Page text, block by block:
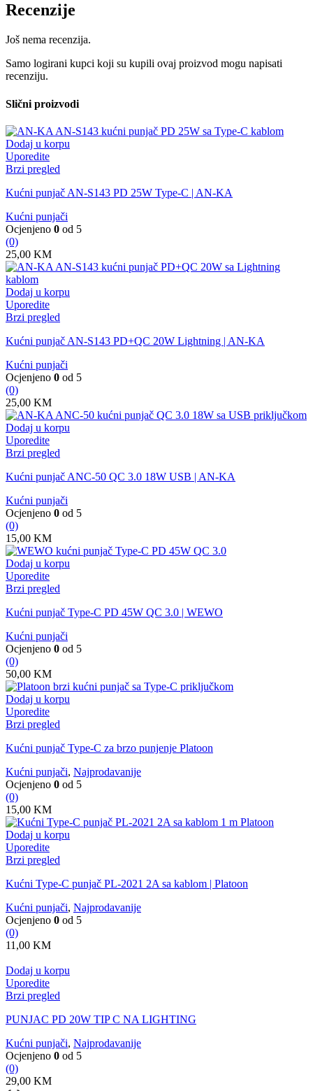
Recenzije
Još nema recenzija.
Samo logirani kupci koji su kupili ovaj proizvod mogu napisati
recenziju.
Slični proizvodi
Dodaj u korpu
Uporedite
Brzi pregled
Kućni punjač AN-S143 PD 25W Type-C | AN-KA
Kućni punjači
Ocjenjeno 0 od 5
(0)
25,00 KM
Dodaj u korpu
Uporedite
Brzi pregled
Kućni punjač AN-S143 PD+QC 20W Lightning | AN-KA
Kućni punjači
Ocjenjeno 0 od 5
(0)
25,00 KM
Dodaj u korpu
Uporedite
Brzi pregled
Kućni punjač ANC-50 QC 3.0 18W USB | AN-KA
Kućni punjači
Ocjenjeno 0 od 5
(0)
15,00 KM
Dodaj u korpu
Uporedite
Brzi pregled
Kućni punjač Type-C PD 45W QC 3.0 | WEWO
Kućni punjači
Ocjenjeno 0 od 5
(0)
50,00 KM
Dodaj u korpu
Uporedite
Brzi pregled
Kućni punjač Type-C za brzo punjenje Platoon
Kućni punjači, Najprodavanije
Ocjenjeno 0 od 5
(0)
15,00 KM
Dodaj u korpu
Uporedite
Brzi pregled
Kućni Type-C punjač PL-2021 2A sa kablom | Platoon
Kućni punjači, Najprodavanije
Ocjenjeno 0 od 5
(0)
11,00 KM
Dodaj u korpu
Uporedite
Brzi pregled
PUNJAC PD 20W TIP C NA LIGHTING
Kućni punjači, Najprodavanije
Ocjenjeno 0 od 5
(0)
29,00 KM